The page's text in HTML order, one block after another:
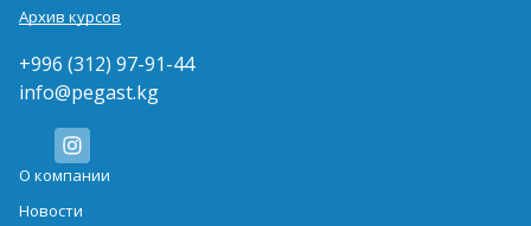
Архив курсов
+996 (312) 97-91-44
info@pegast.kg
О компании
Новости